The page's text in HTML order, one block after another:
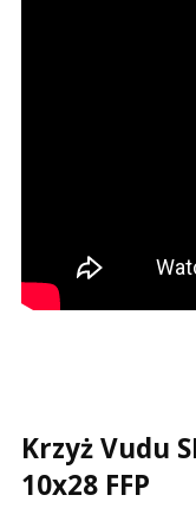
Krzyż Vudu
10x28 FFP